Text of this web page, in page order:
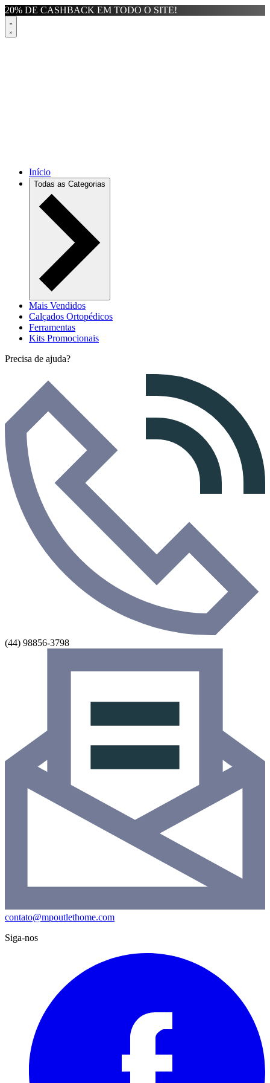
20% DE CASHBACK EM TODO O SITE!
Início
Todas as Categorias
Mais Vendidos
Calçados Ortopédicos
Ferramentas
Kits Promocionais
Precisa de ajuda?
(44) 98856-3798
contato@mpoutlethome.com
Siga-nos